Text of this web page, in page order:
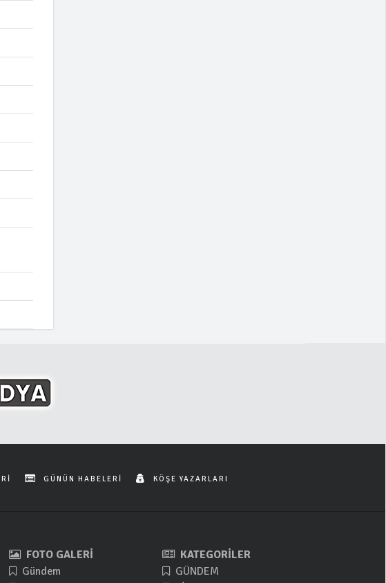
GÜNÜN HABELERİ KÖŞE YAZARLARI
FOTO GALERİ
Gündem
KATEGORİLER
GÜNDEM